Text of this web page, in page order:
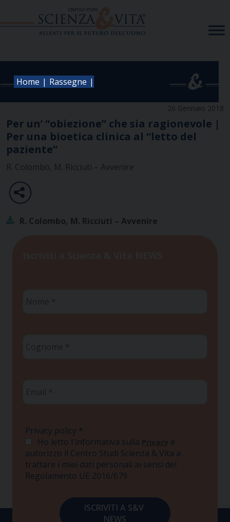
Home | Rassegne |
26 Gennaio 2018
Per un’ “obiezione” che sia ragionevole |
Per una bioetica clinica al “letto del
paziente”
R. Colombo, M. Ricciuti – Avvenire
R. Colombo, M. Ricciuti – Avvenire
Privacy policy *
Ho letto l'informativa sulla Privacy e
autorizzo il Centro Studi Scienza & Vita a
trattare i miei dati personali ai sensi del
Regolamento UE 2016/679